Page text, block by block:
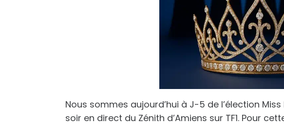
Nous sommes aujourd’hui à J-5 de l’élection
soir en direct du Zénith d’Amiens sur TF1. Pour